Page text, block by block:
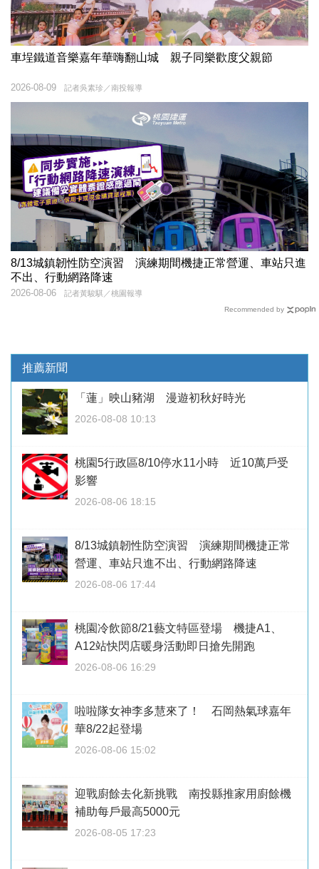
車埕鐵道音樂嘉年華嗨翻山城 親子同樂歡度父親節
記者吳素珍／南投報導
2026-08-09
8/13城鎮韌性防空演習 演練期間機捷正常營運、車站只進
不出、行動網路降速
記者黃駿騏／桃園報導
2026-08-06
Recommended by
推薦新聞
「蓮」映山豬湖 漫遊初秋好時光
2026-08-08 10:13
桃園5行政區8/10停水11小時 近10萬戶受
影響
2026-08-06 18:15
8/13城鎮韌性防空演習 演練期間機捷正常
營運、車站只進不出、行動網路降速
2026-08-06 17:44
桃園冷飲節8/21藝文特區登場 機捷A1、
A12站快閃店暖身活動即日搶先開跑
2026-08-06 16:29
啦啦隊女神李多慧來了！ 石岡熱氣球嘉年
華8/22起登場
2026-08-06 15:02
迎戰廚餘去化新挑戰 南投縣推家用廚餘機
補助每戶最高5000元
2026-08-05 17:23